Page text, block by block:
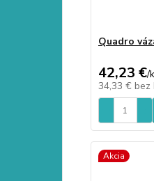
Quadro
42,23 €/
34,33 € bez
Akcia